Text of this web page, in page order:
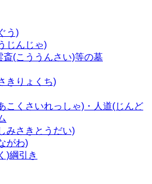
う)
じんじゃ)
(こううんさい)等の墓
きりょくち)
こくさいれっしゃ)・人道(じんど
みさきとうだい)
がわ)
)綱引き